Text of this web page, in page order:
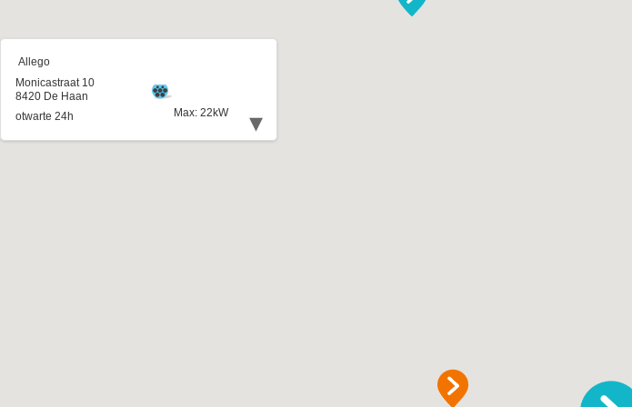
Allego
Monicastraat 10
8420 De Haan
otwarte 24h
Max: 22kW ▾